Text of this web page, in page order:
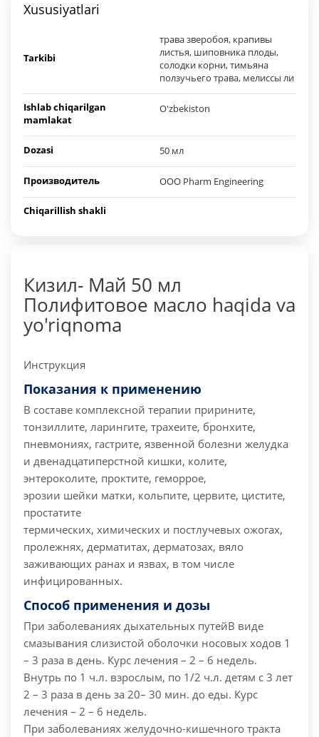
Xususiyatlari
Tarkibi
трава зверобоя, крапивы
листья, шиповника плоды,
солодки корни, тимьяна
ползучьего трава, мелиссы ли
Ishlab chiqarilgan
mamlakat
O'zbekiston
Dozasi 50 мл
Производитель ООО Pharm Engineering
Chiqarillish shakli
Кизил- Май 50 мл
Полифитовое масло haqida va
yo'riqnoma
Инструкция
Показания к применению
В составе комплексной терапии пририните,
тонзиллите, ларингите, трахеите, бронхите,
пневмониях, гастрите, язвенной болезни желудка
и двенадцатиперстной кишки, колите,
энтероколите, проктите, геморрое,
эрозии шейки матки, кольпите, цервите, цистите,
простатите
термических, химических и постлучевых ожогах,
пролежнях, дерматитах, дерматозах, вяло
заживающих ранах и язвах, в том числе
инфицированных.
Способ применения и дозы
При заболеваниях дыхательных путейВ виде
смазывания слизистой оболочки носовых ходов 1
– 3 раза в день. Курс лечения – 2 – 6 недель.
Внутрь по 1 ч.л. взрослым, по 1/2 ч.л. детям с 3 лет
2 – 3 раза в день за 20– 30 мин. до еды. Курс
лечения – 2 – 6 недель.
При заболеваниях желудочно-кишечного тракта